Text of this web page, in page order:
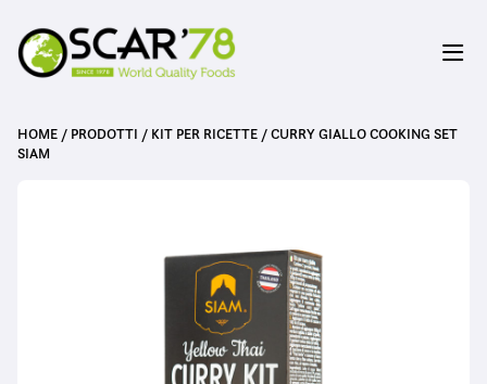
HOME / PRODOTTI / KIT PER RICETTE /CURRY GIALLO COOKING SET
SIAM